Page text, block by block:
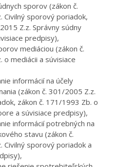
sporov (zákon č.
Civilný sporový poriadok,
Z.z. Správny súdny
predpisy),
mediáciou (zákon č.
o mediácii a súvisiace
informácií na účely
(zákon č. 301/2005 Z.z.
zákon č. 171/1993 Zb. o
a súvisiace predpisy),
informácií potrebných na
stavu (zákon č.
Civilný sporový poriadok a